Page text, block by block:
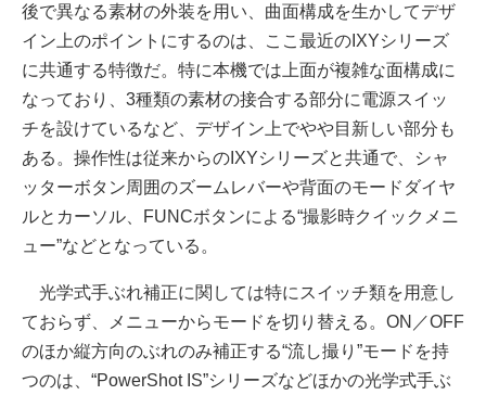
後で異なる素材の外装を用い、曲面構成を生かしてデザ
イン上のポイントにするのは、ここ最近のIXYシリーズ
に共通する特徴だ。特に本機では上面が複雑な面構成に
なっており、3種類の素材の接合する部分に電源スイッ
チを設けているなど、デザイン上でやや目新しい部分も
ある。操作性は従来からのIXYシリーズと共通で、シャ
ッターボタン周囲のズームレバーや背面のモードダイヤ
ルとカーソル、FUNCボタンによる“撮影時クイックメニ
ュー”などとなっている。
光学式手ぶれ補正に関しては特にスイッチ類を用意し
ておらず、メニューからモードを切り替える。ON／OFF
のほか縦方向のぶれのみ補正する“流し撮り”モードを持
つのは、“PowerShot IS”シリーズなどほかの光学式手ぶ